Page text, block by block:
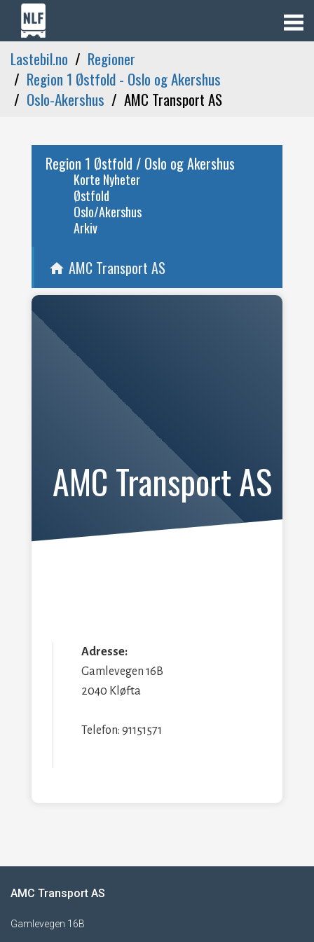
Lastebil.no
Regioner
Region 1 Østfold - Oslo og Akershus
Oslo-Akershus
AMC Transport AS
Region 1 Østfold / Oslo og Akershus
Korte Nyheter
Østfold
Oslo/Akershus
Arkiv
home AMC Transport AS
AMC Transport AS
Adresse:
Gamlevegen 16B
2040 Kløfta
Telefon: 91151571
AMC Transport AS
Gamlevegen 16B